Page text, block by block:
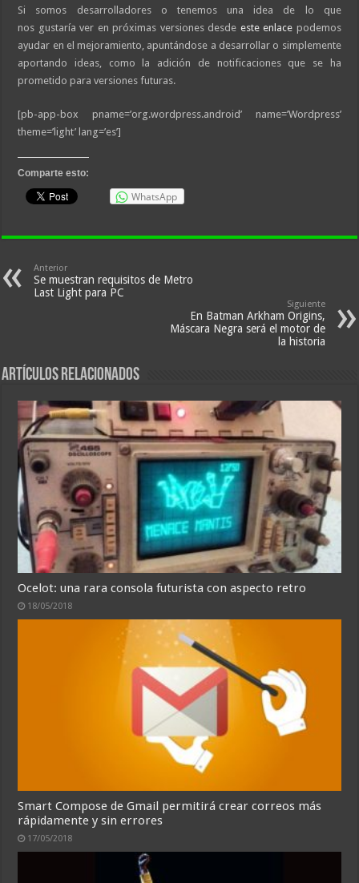
Si somos desarrolladores o tenemos una idea de lo que
nos gustaría ver en próximas versiones desde este enlace podemos
ayudar en el mejoramiento, apuntándose a desarrollar o simplemente
aportando ideas, como la adición de notificaciones que se ha
prometido para versiones futuras.
[pb-app-box pname=’org.wordpress.android’ name=’Wordpress’
theme=’light’ lang=’es’]
Comparte esto:
WhatsApp
Anterior
Se muestran requisitos de Metro
Last Light para PC
Siguiente
En Batman Arkham Origins,
Máscara Negra será el motor de
la historia
Artículos relacionados
Ocelot: una rara consola futurista con aspecto retro
18/05/2018
Smart Compose de Gmail permitirá crear correos más
rápidamente y sin errores
17/05/2018